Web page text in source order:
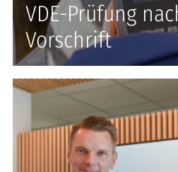
VDE-Prüfung
Vorschrift